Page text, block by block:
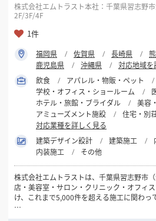
株式会社エムトラスト本社：千葉県習志野
2F/3F/4F
1件
福岡県 佐賀県 長崎県
鹿児島県
沖縄県
対応地域を
飲食
アパレル・物販・ペット
学校・オフィス・ショールーム
ホテル・旅館・ブライダル
美容
アミューズメント施設
住宅・別
対応業種を詳しく見る
建築デザイン設計
建築施工
内装施工
その他
株式会社エムトラストは、千葉県習志野市
店・美容室・サロン・クリニック・オフィ
け、これまで5,000件を超える施工に関わっ